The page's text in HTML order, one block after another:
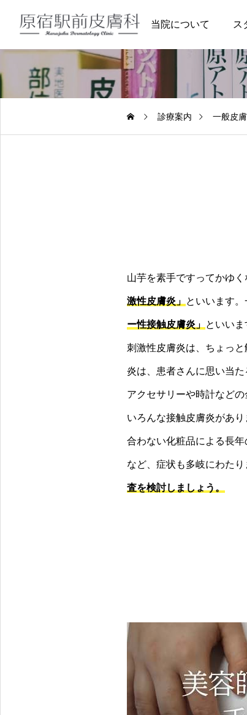
当院について ス
診療案内 一般皮
山芋を素手ですってかゆ
激性皮膚炎」 といいます
ー性接触皮膚炎」 といいま
刺激性皮膚炎は、ちょっ
炎は、患者さんに思い当
アクセサリーや時計など
いろんな接触皮膚炎があり
合わない化粧品による長
など、症状も多岐にわたり
査を検討しましょう。